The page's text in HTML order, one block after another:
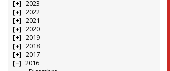
2023
2022
2021
2020
2019
2018
2017
2016